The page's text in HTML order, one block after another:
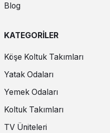
Blog
KATEGORİLER
Köşe Koltuk Takımları
Yatak Odaları
Yemek Odaları
Koltuk Takımları
TV Üniteleri